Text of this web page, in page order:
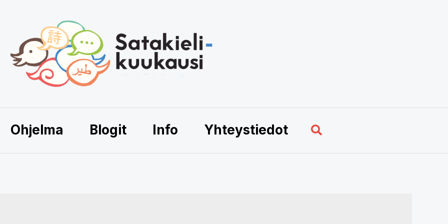
Ohjelma Blogit Info Yhteystiedot Hae